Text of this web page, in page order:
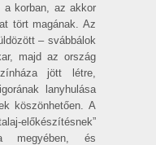
a korban, az akkor
tört magának. Az
– svábbálok
majd az ország
jött létre,
lanyhulása
köszönhetően. A
előkészítésnek”
megyében, és